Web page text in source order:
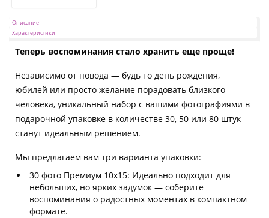
Описание
Характеристики
Теперь воспоминания стало хранить еще проще!
Независимо от повода — будь то день рождения,
юбилей или просто желание порадовать близкого
человека, уникальный набор с вашими фотографиями в
подарочной упаковке в количестве 30, 50 или 80 штук
станут идеальным решением.
Мы предлагаем вам три варианта упаковки:
30 фото Премиум 10х15: Идеально подходит для
небольших, но ярких задумок — соберите
воспоминания о радостных моментах в компактном
формате.